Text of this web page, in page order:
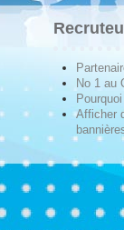
No 1 au
Afficher